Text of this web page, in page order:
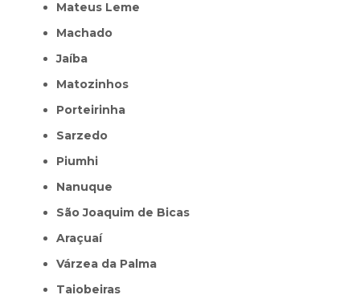
Mateus Leme
Machado
Jaíba
Matozinhos
Porteirinha
Sarzedo
Piumhi
Nanuque
São Joaquim de Bicas
Araçuaí
Várzea da Palma
Taiobeiras